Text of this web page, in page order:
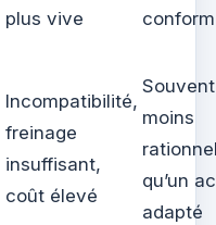
plus vive
Incompatibilité,
freinage
insuffisant,
coût élevé
Souvent
moins
qu’un
adapté